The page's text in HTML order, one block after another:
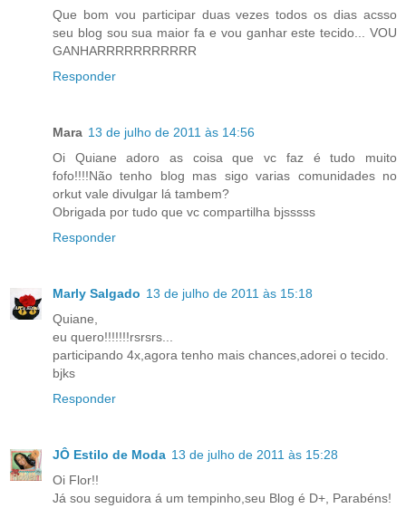
Que bom vou participar duas vezes todos os dias acsso
seu blog sou sua maior fa e vou ganhar este tecido... VOU
GANHARRRRRRRRRRR
Responder
Mara 13 de julho de 2011 às 14:56
Oi Quiane adoro as coisa que vc faz é tudo muito
fofo!!!!Não tenho blog mas sigo varias comunidades no
orkut vale divulgar lá tambem?
Obrigada por tudo que vc compartilha bjsssss
Responder
Marly Salgado 13 de julho de 2011 às 15:18
Quiane,
eu quero!!!!!!!rsrsrs...
participando 4x,agora tenho mais chances,adorei o tecido.
bjks
Responder
JÔ Estilo de Moda 13 de julho de 2011 às 15:28
Oi Flor!!
Já sou seguidora á um tempinho,seu Blog é D+, Parabéns!